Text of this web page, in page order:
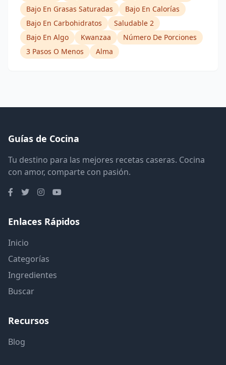
Bajo En Grasas Saturadas
Bajo En Calorías
Bajo En Carbohidratos
Saludable 2
Bajo En Algo
Kwanzaa
Número De Porciones
3 Pasos O Menos
Alma
Guías de Cocina
Tu destino para las mejores recetas caseras. Cocina
con amor, comparte con pasión.
Enlaces Rápidos
Inicio
Categorías
Ingredientes
Buscar
Recursos
Blog